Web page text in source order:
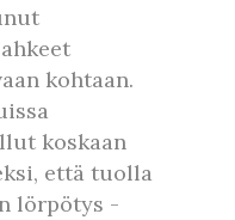
kohtaan.
koskaan
että tuolla
lörpötys -